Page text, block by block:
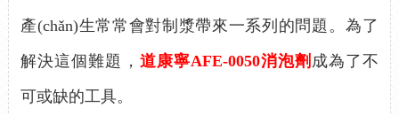
產(chǎn)生常常會對制漿帶來一系列的問題。為了
解決這個難題，道康寧AFE-0050消泡劑 成為了不
可或缺的工具。